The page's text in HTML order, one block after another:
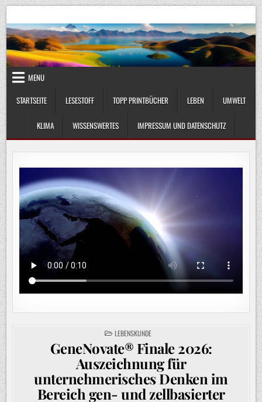
Skip
to
content
UmweltKlima.com
MENU
STARTSEITE
LESESTOFF TOPP PRINTBÜCHER LEBEN UMWELT
KLIMA WISSENSWERTES IMPRESSUM UND DATENSCHUTZ
POSTED
IN
LEBENSKUNDE
GeneNovate® Finale 2026:
Auszeichnung für
unternehmerisches Denken im
Bereich gen- und zellbasierter